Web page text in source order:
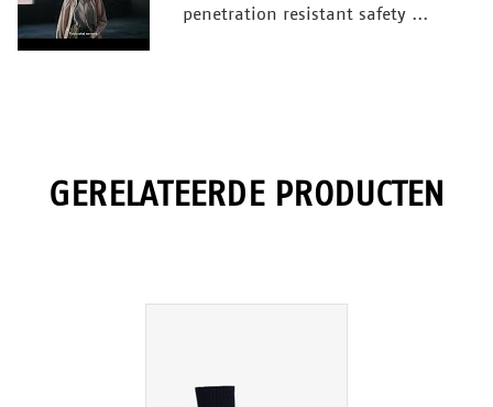
penetration resistant safety ...
GERELATEERDE PRODUCTEN